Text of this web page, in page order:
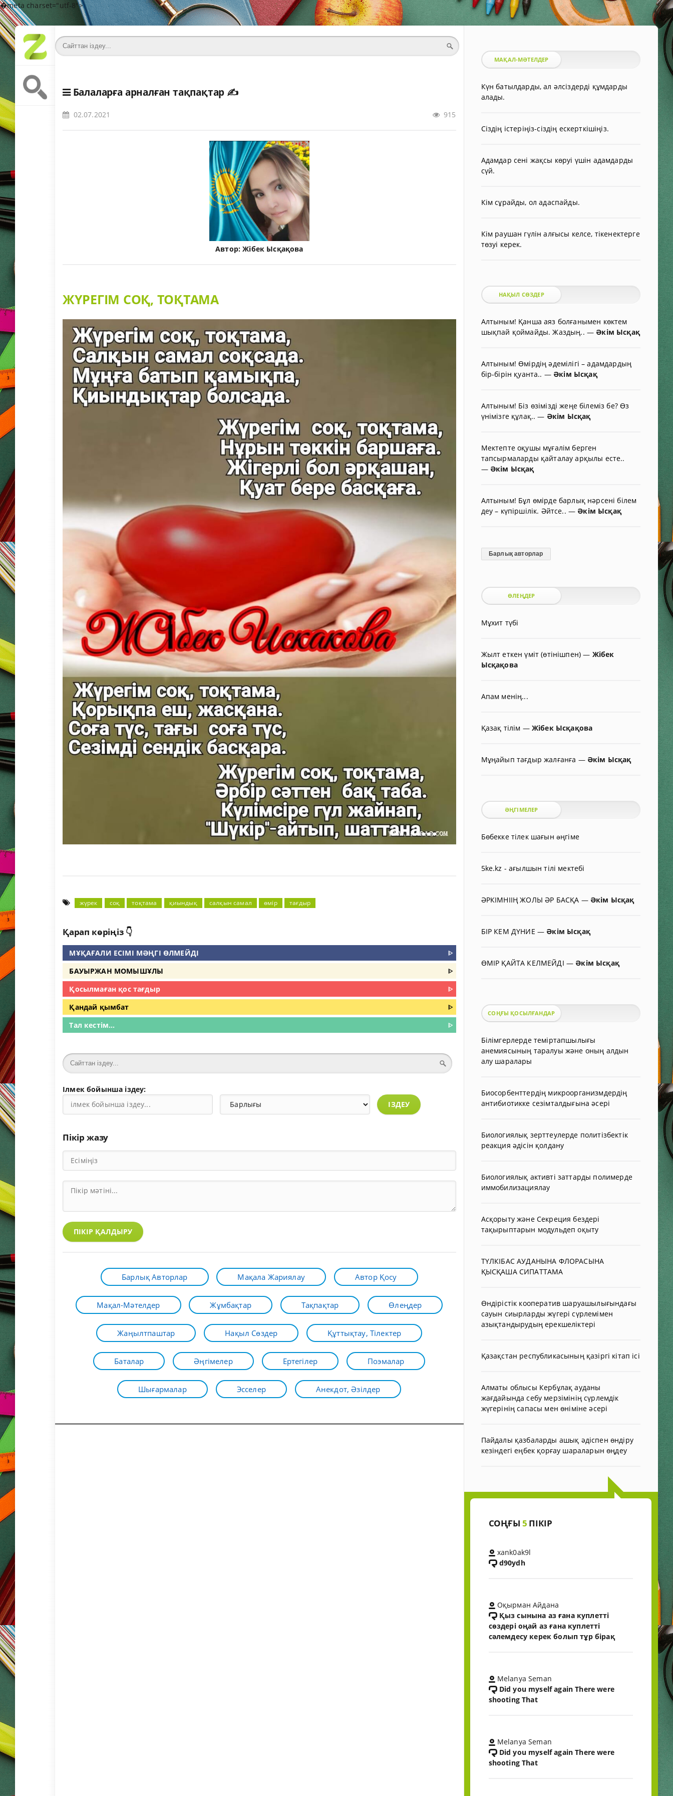
�meta charset="utf-8">
Балаларға арналған тақпақтар ✍️
02.07.2021 915
Автор:Жібек Ысқақова
ЖҮРЕГІМ СОҚ, ТОҚТАМА
жүрек соқ тоқтама қиындық салқын самал өмір тағдыр
Қарап көріңіз 👇
МҰҚАҒАЛИ ЕСІМІ МӘҢГІ ӨЛМЕЙДІ
ᐈ
БАУЫРЖАН МОМЫШҰЛЫ
ᐈ
Қосылмаған қос тағдыр
ᐈ
Қандай қымбат
ᐈ
Тал кестім...
ᐈ
Ілмек бойынша іздеу:
ІЗДЕУ
Пікір жазу
ПІКІР ҚАЛДЫРУ
Барлық Авторлар Мақала Жариялау Автор Қосу
Мақал-Мәтелдер Жұмбақтар Тақпақтар Өлеңдер
Жаңылтпаштар Нақыл Сөздер Құттықтау, Тілектер
Баталар Әңгімелер Ертегілер Поэмалар
Шығармалар Эсселер Анекдот, Әзілдер
МАҚАЛ-МӘТЕЛДЕР
Күн батылдарды, ал әлсіздерді құмдарды
алады.
Сіздің істеріңіз-сіздің ескерткішіңіз.
Адамдар сені жақсы көруі үшін адамдарды
сүй.
Кім сұрайды, ол адаспайды.
Кім раушан гүлін алғысы келсе, тікенектерге
төзуі керек.
НАҚЫЛ СӨЗДЕР
Алтыным! Қанша аяз болғанымен көктем
шықпай қоймайды. Жаздың.. — Әкім Ысқақ
Алтыным! Өмірдің әдемілігі – адамдардың
бір-бірін қуанта.. — Әкім Ысқақ
Алтыным! Біз өзімізді жеңе білеміз бе? Өз
үнімізге құлақ..— Әкім Ысқақ
Мектепте оқушы мұғалім берген
тапсырмаларды қайталау арқылы есте..
— Әкім Ысқақ
Алтыным! Бұл өмірде барлық нәрсені білем
деу – күпіршілік. Әйтсе.. — Әкім Ысқақ
Барлық авторлар
ӨЛЕҢДЕР
Мұхит түбі
Жылт еткен үміт (өтінішпен)— Жібек
Ысқақова
Апам менің...
Қазақ тілім — Жібек Ысқақова
Мұңайып тағдыр жалғанға — Әкім Ысқақ
ӘҢГІМЕЛЕР
Бөбекке тілек шағын əңгіме
5ke.kz - ағылшын тілі мектебі
ӘРКІМНІІҢ ЖОЛЫ ӘР БАСҚА — Әкім Ысқақ
БІР КЕМ ДҮНИЕ — Әкім Ысқақ
ӨМІР ҚАЙТА КЕЛМЕЙДІ — Әкім Ысқақ
СОҢҒЫ ҚОСЫЛҒАНДАР
Білімгерлерде теміртапшылығы
анемиясының таралуы және оның алдын
алу шаралары
Биосорбенттердің микроорганизмдердің
антибиотикке сезімталдығына әсері
Биологиялық зерттеулерде политізбектік
реакция әдісін қолдану
Биологиялық активті заттарды полимерде
иммобилизациялау
Асқорыту және Секреция бездері
тақырыптарын модульдеп оқыту
ТҮЛКІБАС АУДАНЫНА ФЛОРАСЫНА
ҚЫСҚАША СИПАТТАМА
Өндірістік кооператив шаруашылығындағы
сауын сиырларды жүгері сүрлемімен
азықтандырудың ерекшеліктері
Қазақстан республикасының қазіргі кітап ісі
Алматы облысы Кербұлақ ауданы
жағдайында себу мерзімінің сүрлемдік
жүгерінің сапасы мен өніміне әсері
Пайдалы қазбаларды ашық әдіспен өндіру
кезіндегі еңбек қорғау шараларын өңдеу
СОҢҒЫ 5 ПІКІР
xank0ak9l
d90ydh
Оқырман Айдана
Қыз сынына аз ғана куплетті
сөздері оңай аз ғана куплетті
сәлемдесу керек болып тұр бірақ
Melanya Seman
Did you myself again There were
shooting That
Melanya Seman
Did you myself again There were
shooting That